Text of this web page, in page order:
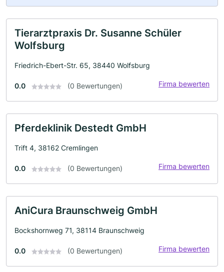
Tierarztpraxis Dr. Susanne Schüler
Wolfsburg
Friedrich-Ebert-Str. 65, 38440 Wolfsburg
0.0 (0 Bewertungen) Firma bewerten
Pferdeklinik Destedt GmbH
Trift 4, 38162 Cremlingen
0.0 (0 Bewertungen) Firma bewerten
AniCura Braunschweig GmbH
Bockshornweg 71, 38114 Braunschweig
0.0 (0 Bewertungen) Firma bewerten